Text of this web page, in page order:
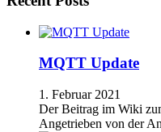
MQTT Update
1. Februar 2021
Der Beitrag im Wiki
Angetrieben von der